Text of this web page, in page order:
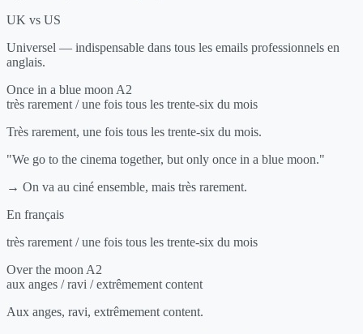
UK vs US
Universel — indispensable dans tous les emails professionnels en
anglais.
Once in a blue moon A2
très rarement / une fois tous les trente-six du mois
Très rarement, une fois tous les trente-six du mois.
"We go to the cinema together, but only once in a blue moon."
→ On va au ciné ensemble, mais très rarement.
En français
très rarement / une fois tous les trente-six du mois
Over the moon A2
aux anges / ravi / extrêmement content
Aux anges, ravi, extrêmement content.